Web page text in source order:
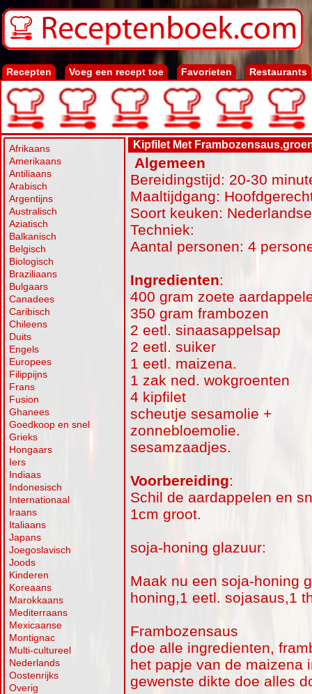
Recepten Voeg een recept toe Favorieten Restaurants
Afrikaans
Amerikaans
Antiliaans
Arabisch
Argentijns
Australisch
Aziatisch
Balkanisch
Belgisch
Biologisch
Braziliaans
Bulgaars
Canadees
Caribisch
Chileens
Duits
Engels
Europees
Filippijns
Frans
Fusion
Ghanees
Goedkoop en snel
Grieks
Hongaars
Iers
Indiaas
Indonesisch
Internationaal
Iraans
Italiaans
Japans
Joegoslavisch
Joods
Kinderen
Koreaans
Marokkaans
Mediterraans
Mexicaanse
Montignac
Multi-cultureel
Nederlands
Oostenrijks
Overig
Kipfilet Met
Algemeen
Bereidingstijd: 20-30
Maaltijdgang:
Soort keuken:
Techniek:
Aantal personen: 4
Ingredienten:
400 gram zoete
350 gram frambozen
2 eetl. sinaasappelsap
2 eetl. suiker
1 eetl. maizena.
1 zak ned. wokgroenten
4 kipfilet
scheutje sesamolie +
zonnebloemolie.
sesamzaadjes.
Voorbereiding:
Schil de aardappelen en
1cm groot.
soja-honing glazuur:
Maak nu een soja-honing
honing,1 eetl. sojasaus,1
Frambozensaus
doe alle ingredienten,
het papje van de maizena
gewenste dikte doe alles